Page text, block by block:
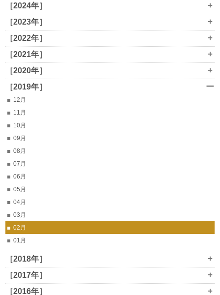
［2024年］ +
［2023年］ +
［2022年］ +
［2021年］ +
［2020年］ +
［2019年］ ー
12月
11月
10月
09月
08月
07月
06月
05月
04月
03月
02月
01月
［2018年］ +
［2017年］ +
［2016年］ +